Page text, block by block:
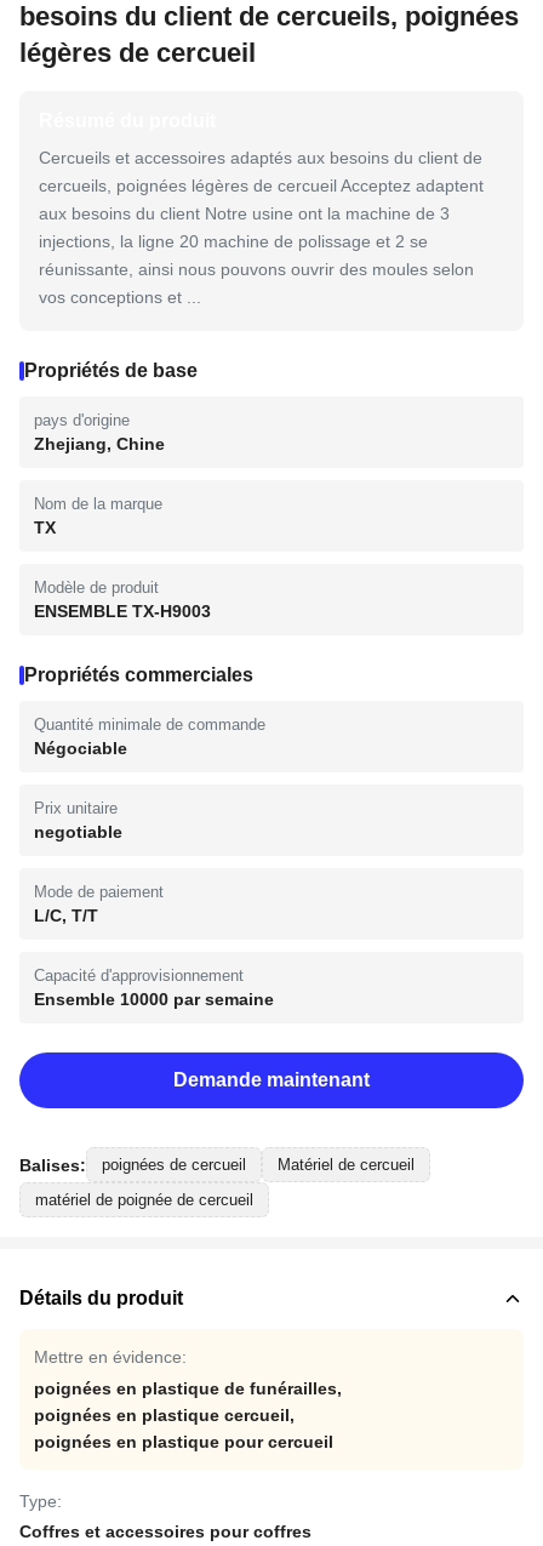
besoins du client de cercueils, poignées
légères de cercueil
Cercueils et accessoires adaptés aux besoins du client de
cercueils, poignées légères de cercueil Acceptez adaptent
aux besoins du client Notre usine ont la machine de 3
injections, la ligne 20 machine de polissage et 2 se
réunissante, ainsi nous pouvons ouvrir des moules selon
vos conceptions et ...
Propriétés de base
pays d'origine
Zhejiang, Chine
Nom de la marque
TX
Modèle de produit
ENSEMBLE TX-H9003
Propriétés commerciales
Quantité minimale de commande
Négociable
Prix unitaire
negotiable
Mode de paiement
L/C, T/T
Capacité d'approvisionnement
Ensemble 10000 par semaine
Demande maintenant
Balises: poignées de cercueil
Matériel de cercueil
matériel de poignée de cercueil
Détails du produit
Mettre en évidence:
poignées en plastique de funérailles,
poignées en plastique cercueil,
poignées en plastique pour cercueil
Type:
Coffres et accessoires pour coffres